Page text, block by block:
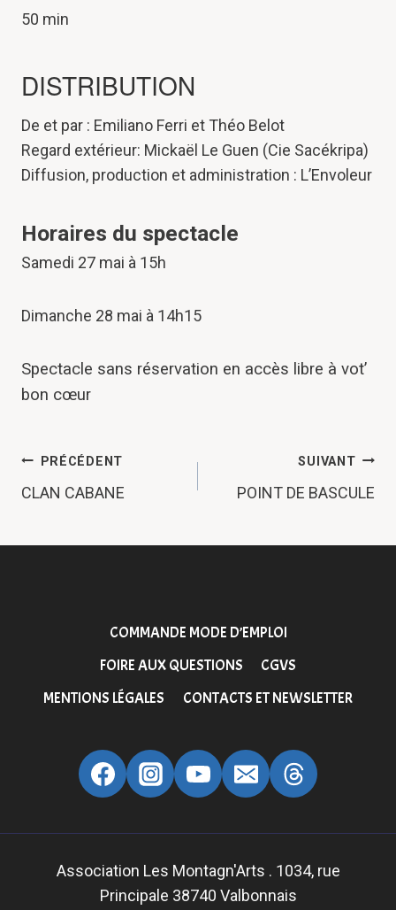
50 min
DISTRIBUTION
De et par : Emiliano Ferri et Théo Belot
Regard extérieur: Mickaël Le Guen (Cie Sacékripa)
Diffusion, production et administration : L’Envoleur
Horaires du spectacle
Samedi 27 mai à 15h
Dimanche 28 mai à 14h15
Spectacle sans réservation en accès libre à vot’
bon cœur
NAVIGATION
DE
PRÉCÉDENT
CLAN CABANE
SUIVANT
POINT DE BASCULE
COMMANDE MODE D’EMPLOI
FOIRE AUX QUESTIONS
CGVS
MENTIONS LÉGALES
CONTACTS ET NEWSLETTER
Association Les Montagn'Arts . 1034, rue
Principale 38740 Valbonnais